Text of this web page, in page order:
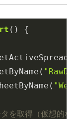
( ) {
取得（仮想的な